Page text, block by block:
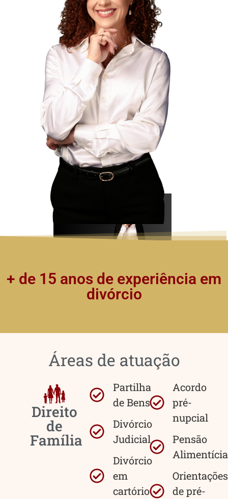
+ de 15 anos de experiência em
divórcio
Áreas de atuação
Direito
de
Família
Partilha
de Bens
Divórcio
Judicial
Divórcio
em
cartório
Acordo
pré-
nupcial
Pensão
Alimentícia
Orientações
de pré-